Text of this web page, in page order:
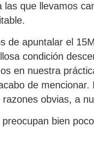
las que llevamos
de apuntalar el
condición
en nuestra
de mencionar.
obvias, a
bien